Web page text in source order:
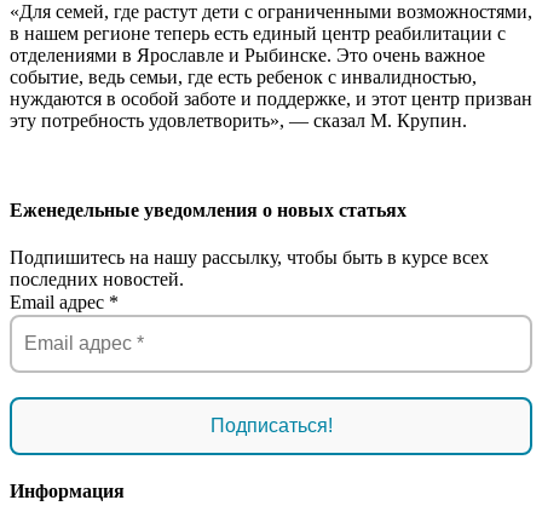
«Для семей, где растут дети с ограниченными возможностями,
в нашем регионе теперь есть единый центр реабилитации с
отделениями в Ярославле и Рыбинске. Это очень важное
событие, ведь семьи, где есть ребенок с инвалидностью,
нуждаются в особой заботе и поддержке, и этот центр призван
эту потребность удовлетворить», — сказал М. Крупин.
Еженедельные уведомления о новых статьях
Подпишитесь на нашу рассылку, чтобы быть в курсе всех
последних новостей.
Email адрес *
Информация